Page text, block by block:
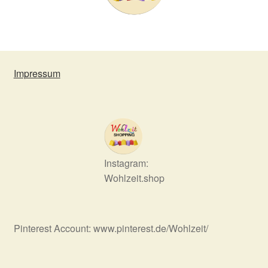
Impressum
Instagram:
Wohlzeit.shop
Pinterest Account: www.pinterest.de/Wohlzeit/